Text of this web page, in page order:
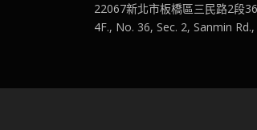
22067新北市板橋區三民路2段
4F., No. 36, Sec. 2, Sanmin